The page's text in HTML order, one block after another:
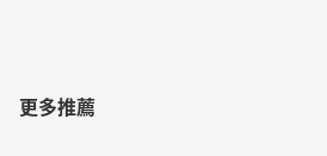
更多推薦